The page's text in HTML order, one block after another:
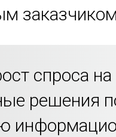
спроса на
решения